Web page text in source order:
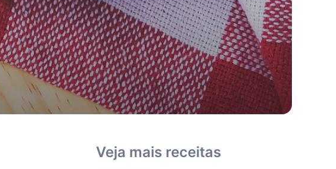
Veja mais receitas